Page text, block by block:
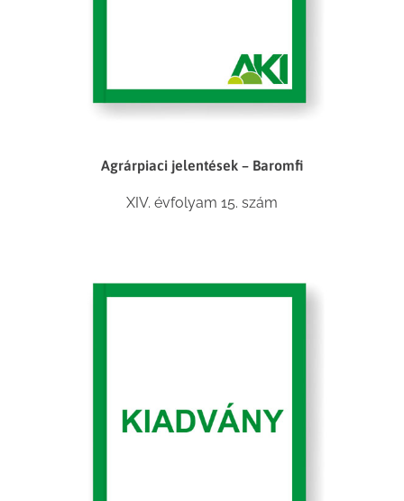
Agrárpiaci jelentések – Baromfi
XIV. évfolyam 15. szám